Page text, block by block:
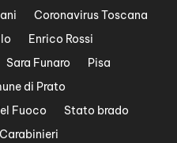
Coronavirus Toscana
Enrico Rossi
Sara Funaro
Pisa
di Prato
Fuoco
Stato brado